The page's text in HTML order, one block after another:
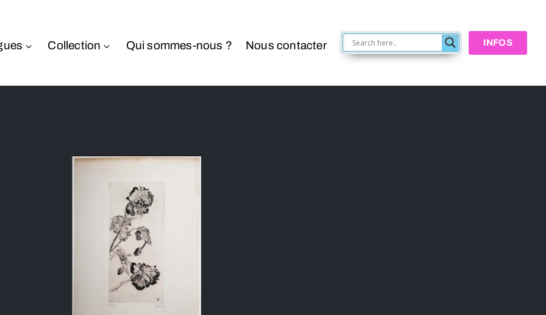
Collection Qui sommes-nous ? Nous contacter INFOS